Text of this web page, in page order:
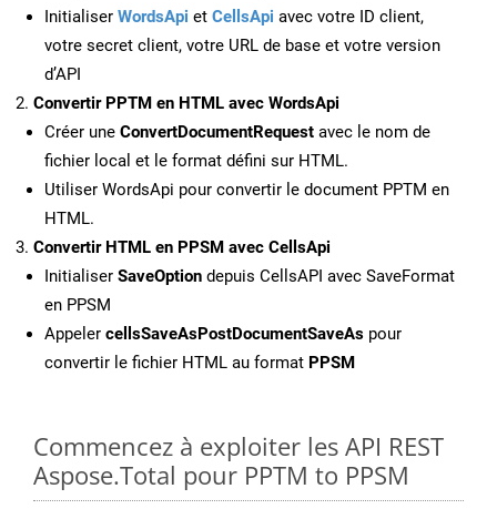
Initialiser WordsApi et CellsApi avec votre ID client,
votre secret client, votre URL de base et votre version
d’API
Convertir PPTM en HTML avec WordsApi
Créer une ConvertDocumentRequest avec le nom de
fichier local et le format défini sur HTML.
Utiliser WordsApi pour convertir le document PPTM en
HTML.
Convertir HTML en PPSM avec CellsApi
Initialiser SaveOption depuis CellsAPI avec SaveFormat
en PPSM
Appeler cellsSaveAsPostDocumentSaveAs pour
convertir le fichier HTML au format PPSM
Commencez à exploiter les API REST
Aspose.Total pour PPTM to PPSM